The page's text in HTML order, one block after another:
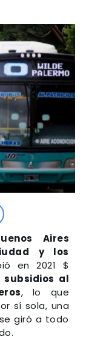
Aires
y los
en 2021 $
subsidios al
, lo que
sí sola, una
giró a todo